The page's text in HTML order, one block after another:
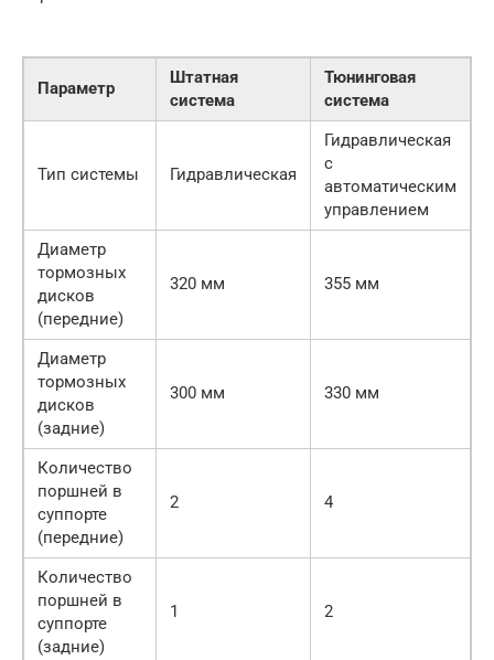
Параметр
Штатная
система
Тюнинговая
система
Тип системы Гидравлическая
Гидравлическая
с
автоматическим
управлением
Диаметр
тормозных
дисков
(передние)
320 мм 355 мм
Диаметр
тормозных
дисков
(задние)
300 мм 330 мм
Количество
поршней в
суппорте
(передние)
2 4
Количество
поршней в
суппорте
(задние)
1 2